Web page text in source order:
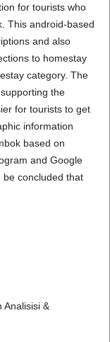
for tourists who
This android-based
and also
to homestay
category. The
the
for tourists to get
information
based on
and Google
be concluded that
Analisisi &